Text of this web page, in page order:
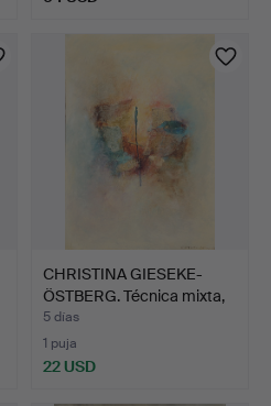
CHRISTINA GIESEKE-
ÖSTBERG. Técnica mixta,
…
5 días
1 puja
22 USD